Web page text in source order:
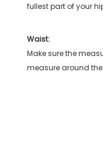
fullest part of your
Waist:
Make sure the
measure around